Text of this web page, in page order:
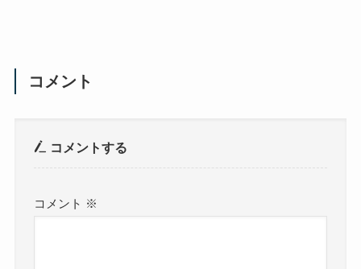
コメント
コメントする
コメント ※